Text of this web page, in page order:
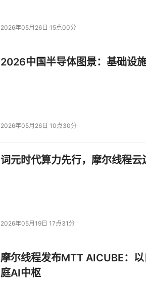
2026年05月26日 15点00分
2026中国半导体图景：基础设
2026年05月26日 10点30分
词元时代算力先行，摩尔线程云
2026年05月19日 17点31分
摩尔线程发布MTT AICUBE：
庭AI中枢